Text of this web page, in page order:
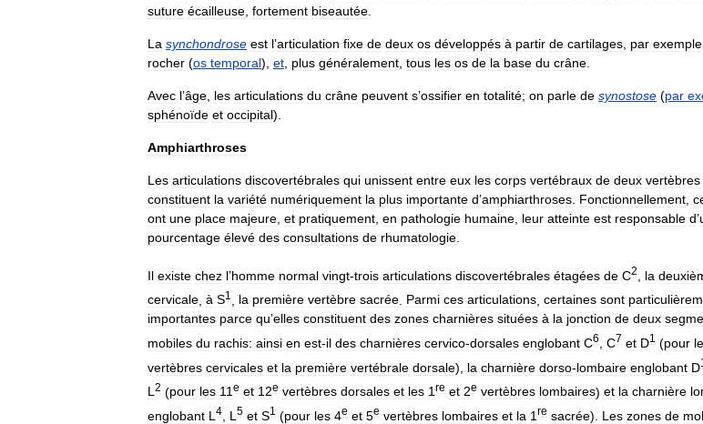
suture écailleuse fortement biseautée
La synchondrose est l’articulation fixe de deux os développés à partir de cartilages par exemple
rocher (os temporal), et plus généralement tous les os de la base du crâne
Avec l’âge les articulations du crâne peuvent s’ossifier en totalité; on parle de synostose (par
sphénoïde et occipital).
Amphiarthroses
Les articulations discovertébrales qui unissent entre eux les corps vertébraux de deux vertèbres
constituent la variété numériquement la plus importante d’amphiarthroses Fonctionnellement
ont une place majeure et pratiquement en pathologie humaine leur atteinte est responsable d’
pourcentage élevé des consultations de rhumatologie
Il existe chez l’homme normal vingt-trois articulations discovertébrales étagées de C2 la
cervicale à S1 la première vertèbre sacrée Parmi ces articulations certaines sont
importantes parce qu’elles constituent des zones charnières situées à la jonction de deux
mobiles du rachis: ainsi en est-il des charnières cervico-dorsales englobant C6 C7 et D1 (pour
vertèbres cervicales et la première vertébrale dorsale), la charnière dorso-lombaire englobant D
L2 (pour les 11e et 12e vertèbres dorsales et les 1re et 2e vertèbres lombaires) et la charnière
englobant L 4 L 5 et S1 (pour les 4e et 5e vertèbres lombaires et la 1 re sacrée). Les zones de